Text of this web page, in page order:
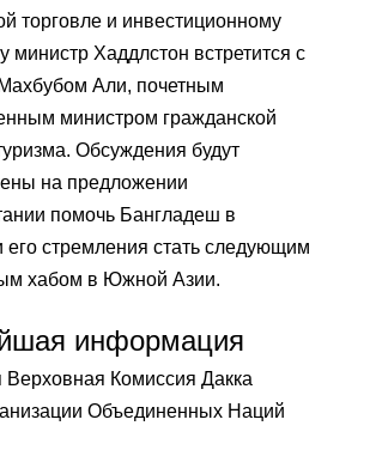
торговле и инвестиционному
министр Хаддлстон встретится с
Али, почетным
министром гражданской
Обсуждения будут
на предложении
помочь Бангладеш в
его стремления стать следующим
хабом в Южной Азии.
информация
Верховная Комиссия Дакка
Объединенных Наций